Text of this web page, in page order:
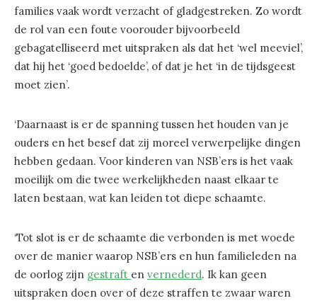
families vaak wordt verzacht of gladgestreken. Zo wordt
de rol van een foute voorouder bijvoorbeeld
gebagatelliseerd met uitspraken als dat het ‘wel meeviel’,
dat hij het ‘goed bedoelde’, of dat je het ‘in de tijdsgeest
moet zien’.
‘Daarnaast is er de spanning tussen het houden van je
ouders en het besef dat zij moreel verwerpelijke dingen
hebben gedaan. Voor kinderen van NSB’ers is het vaak
moeilijk om die twee werkelijkheden naast elkaar te
laten bestaan, wat kan leiden tot diepe schaamte.
‘Tot slot is er de schaamte die verbonden is met woede
over de manier waarop NSB’ers en hun familieleden na
de oorlog zijn gestraft en vernederd. Ik kan geen
uitspraken doen over of deze straffen te zwaar waren